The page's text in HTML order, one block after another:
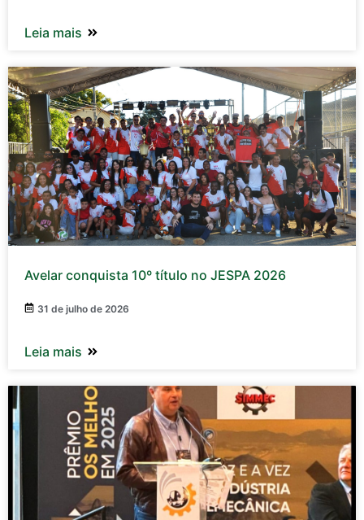
Leia mais
Avelar conquista 10º título no JESPA 2026
31 de julho de 2026
Leia mais